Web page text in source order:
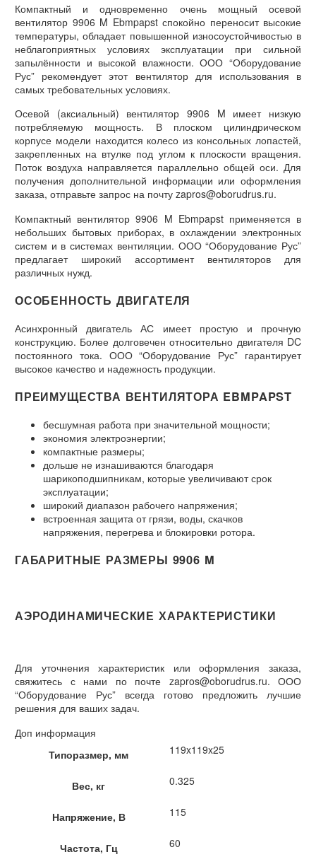
Компактный и одновременно очень мощный осевой
вентилятор 9906 M Ebmpapst спокойно переносит высокие
температуры, обладает повышенной износоустойчивостью в
неблагоприятных условиях эксплуатации при сильной
запылённости и высокой влажности. ООО “Оборудование
Рус” рекомендует этот вентилятор для использования в
самых требовательных условиях.
Осевой (аксиальный) вентилятор 9906 M имеет низкую
потребляемую мощность. В плоском цилиндрическом
корпусе модели находится колесо из консольных лопастей,
закрепленных на втулке под углом к плоскости вращения.
Поток воздуха направляется параллельно общей оси. Для
получения дополнительной информации или оформления
заказа, отправьте запрос на почту zapros@oborudrus.ru.
Компактный вентилятор 9906 M Ebmpapst применяется в
небольших бытовых приборах, в охлаждении электронных
систем и в системах вентиляции. ООО “Оборудование Рус”
предлагает широкий ассортимент вентиляторов для
различных нужд.
ОСОБЕННОСТЬ ДВИГАТЕЛЯ
Асинхронный двигатель АС имеет простую и прочную
конструкцию. Более долговечен относительно двигателя DC
постоянного тока. ООО “Оборудование Рус” гарантирует
высокое качество и надежность продукции.
ПРЕИМУЩЕСТВА ВЕНТИЛЯТОРА EBMPAPST
бесшумная работа при значительной мощности;
экономия электроэнергии;
компактные размеры;
дольше не изнашиваются благодаря
шарикоподшипникам, которые увеличивают срок
эксплуатации;
широкий диапазон рабочего напряжения;
встроенная защита от грязи, воды, скачков
напряжения, перегрева и блокировки ротора.
ГАБАРИТНЫЕ РАЗМЕРЫ 9906 M
АЭРОДИНАМИЧЕСКИЕ ХАРАКТЕРИСТИКИ
Для уточнения характеристик или оформления заказа,
свяжитесь с нами по почте zapros@oborudrus.ru. ООО
“Оборудование Рус” всегда готово предложить лучшие
решения для ваших задач.
Доп информация
Типоразмер, мм
119x119x25
Вес, кг 0.325
Напряжение, В 115
Частота, Гц 60